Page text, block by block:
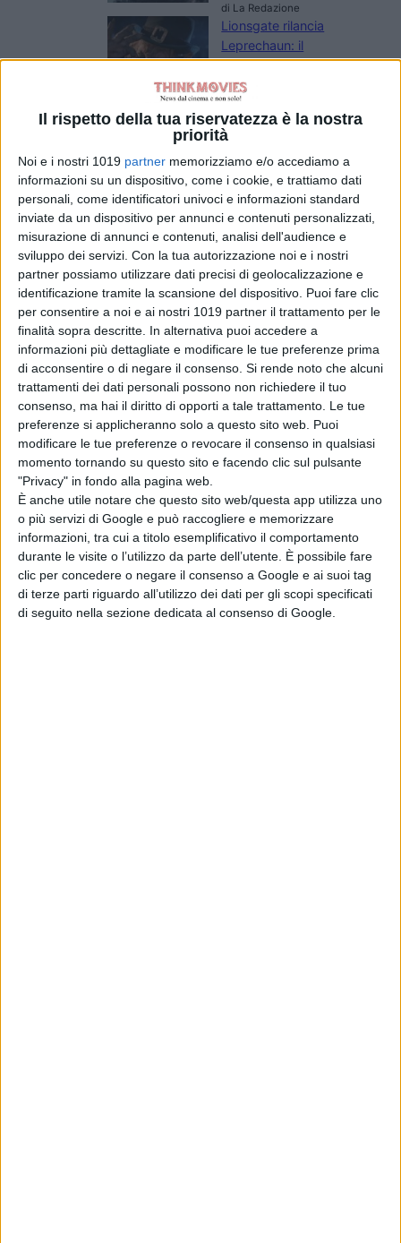
Il rispetto della tua riservatezza è la nostra
priorità
Noi e i nostri 1019 partner memorizziamo e/o accediamo a
informazioni su un dispositivo, come i cookie, e trattiamo dati
personali, come identificatori univoci e informazioni standard
inviate da un dispositivo per annunci e contenuti personalizzati,
misurazione di annunci e contenuti, analisi dell'audience e
sviluppo dei servizi. Con la tua autorizzazione noi e i nostri
partner possiamo utilizzare dati precisi di geolocalizzazione e
identificazione tramite la scansione del dispositivo. Puoi fare clic
per consentire a noi e ai nostri 1019 partner il trattamento per le
finalità sopra descritte. In alternativa puoi accedere a
informazioni più dettagliate e modificare le tue preferenze prima
di acconsentire o di negare il consenso. Si rende noto che alcuni
trattamenti dei dati personali possono non richiedere il tuo
consenso, ma hai il diritto di opporti a tale trattamento. Le tue
preferenze si applicheranno solo a questo sito web. Puoi
modificare le tue preferenze o revocare il consenso in qualsiasi
momento tornando su questo sito e facendo clic sul pulsante
"Privacy" in fondo alla pagina web.
È anche utile notare che questo sito web/questa app utilizza uno
o più servizi di Google e può raccogliere e memorizzare
informazioni, tra cui a titolo esemplificativo il comportamento
durante le visite o l’utilizzo da parte dell’utente. È possibile fare
clic per concedere o negare il consenso a Google e ai suoi tag
di terze parti riguardo all’utilizzo dei dati per gli scopi specificati
di seguito nella sezione dedicata al consenso di Google.
di La Redazione
Lionsgate rilancia
Leprechaun: il
folletto assassino
torna in un nuovo
film horror
di Emanuela Giuliani
Meadow Walker e
la Toyota Supra
di Paul Walker:
“Non l’ho
venduta”
di Emanuela Giuliani
Wonka 2, nessun
rinvio: la Warner
Bros. fa chiarezza
sul sequel con
Timothée
Chalamet
di Emanuela Giuliani
Venezia 83: a
Luca Guadagnino
il Cartier Glory to
the Filmmaker
2026
Chi siamoContatti Privacy PolicyCookie Policy
Emanuela Giuliani CFGLNMNL77T43L639 Disclaimer